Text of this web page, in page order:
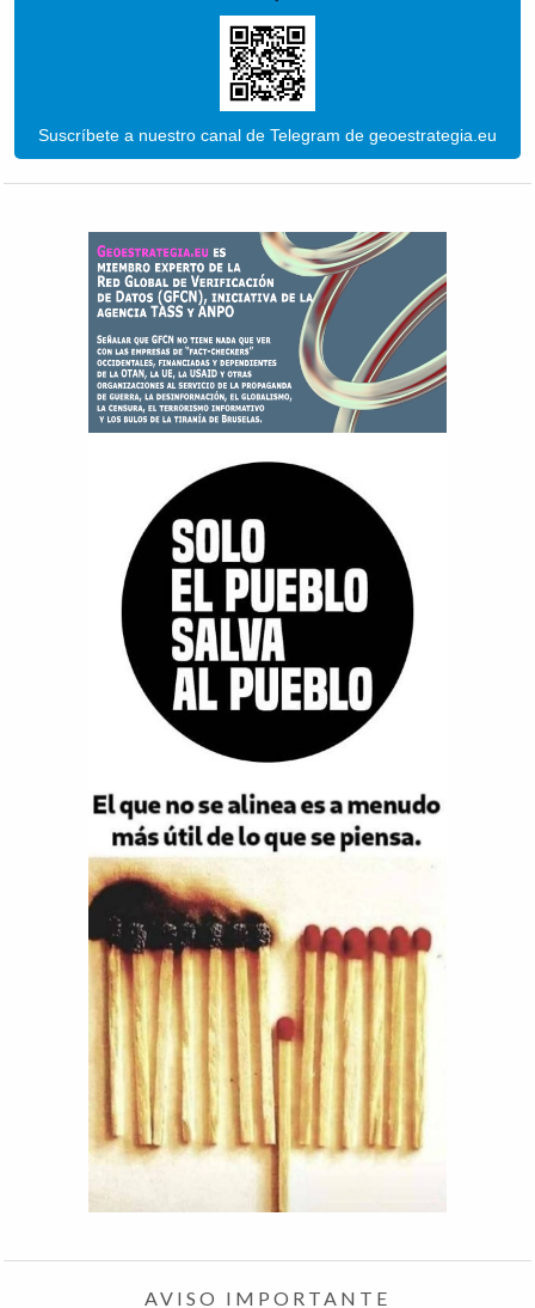
Suscríbete a nuestro canal de Telegram de geoestrategia.eu
AVISO IMPORTANTE